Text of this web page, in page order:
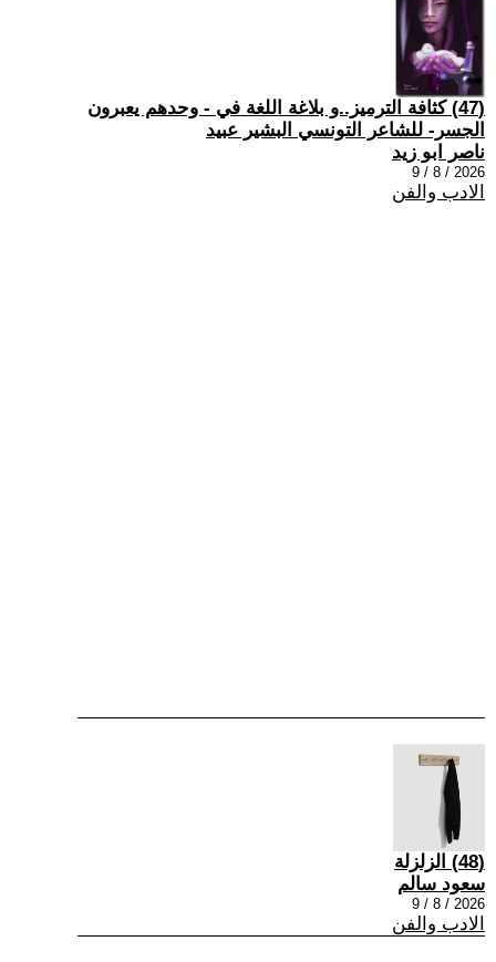
(47) كثافة الترميز..و بلاغة اللغة في - وحدهم يعبرون
الجسر- للشاعر التونسي البشير عبيد
ناصر ابو زيد
2026 / 8 / 9
الادب والفن
(48) الزلزلة
سعود سالم
2026 / 8 / 9
الادب والفن